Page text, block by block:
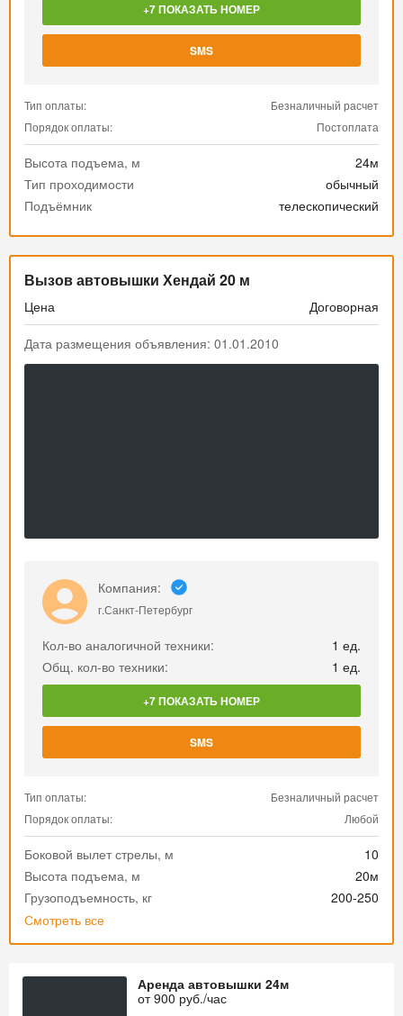
+7 ПОКАЗАТЬ НОМЕР
SMS
Тип оплаты:
Безналичный расчет
Порядок оплаты:
Постоплата
Высота подъема, м
24м
Тип проходимости
обычный
Подъёмник
телескопический
Вызов автовышки Хендай 20 м
Цена Договорная
Дата размещения объявления: 01.01.2010
Компания:
г.Санкт-Петербург
Кол-во аналогичной техники:
1 ед.
Общ. кол-во техники:
1 ед.
+7 ПОКАЗАТЬ НОМЕР
SMS
Тип оплаты:
Безналичный расчет
Порядок оплаты:
Любой
Боковой вылет стрелы, м
10
Высота подъема, м
20м
Грузоподъемность, кг
200-250
Смотреть все
Аренда автовышки 24м
от900 руб./час